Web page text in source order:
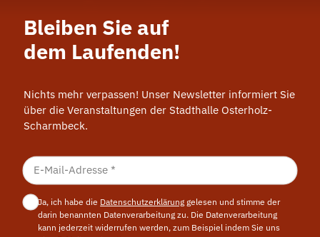
Bleiben Sie auf
dem Laufenden!
Nichts mehr verpassen! Unser Newsletter informiert Sie
über die Veranstaltungen der Stadthalle Osterholz-
Scharmbeck.
Ja, ich habe die Datenschutzerklärung gelesen und stimme der
darin benannten Daten­verarbeitung zu. Die Datenverarbeitung
kann jederzeit widerrufen werden, zum Beispiel indem Sie uns